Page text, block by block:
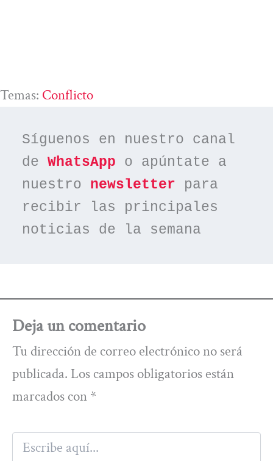
Temas: Conflicto
Síguenos en nuestro canal
de WhatsApp o apúntate a
nuestro newsletter para
recibir las principales
noticias de la semana
Deja un comentario
Tu dirección de correo electrónico no será
publicada. Los campos obligatorios están
marcados con *
Escribe
aquí...